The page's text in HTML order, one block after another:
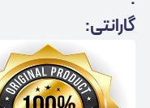
گارانتی: